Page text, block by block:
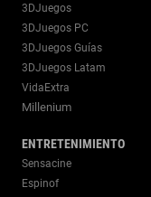
3DJuegos
3DJuegos PC
3DJuegos Guías
3DJuegos Latam
VidaExtra
Millenium
ENTRETENIMIENTO
Sensacine
Espinof